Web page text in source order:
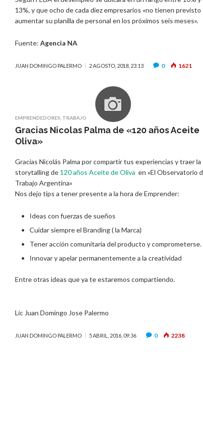
13%, y que ocho de cada diez empresarios «no tienen previsto
aumentar su planilla de personal en los próximos seis meses».
Fuente:Agencia NA
JUAN DOMINGO PALERMO 2 AGOSTO, 2018, 23:13 0 1621
EMPRENDEDORES TRABAJO
Gracias Nicolas Palma de «120 años Aceite
Oliva»
GraciasNicolás Palma por compartir tus experiencias y traer la
storytallingde 120 años Aceite de Oliva en «El Observatorio
Trabajo Argentina»
Nos dejo tips a tener presente a la hora de Emprender:
Ideas con fuerzas de sueños
Cuidar siempre el Branding ( la Marca)
Tener acción comunitaria del producto y comprometerse.
Innovar y apelar permanentemente a la creatividad
Entre otras ideas que ya te estaremos compartiendo.
Lic Juan Domingo Jose Palermo
JUAN DOMINGO PALERMO 5 ABRIL, 2016, 09:36 0 2238